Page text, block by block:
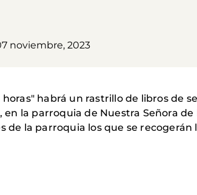
noviembre, 2023
habrá un rastrillo de libros de
en la parroquia de Nuestra Señora
de la parroquia los que se